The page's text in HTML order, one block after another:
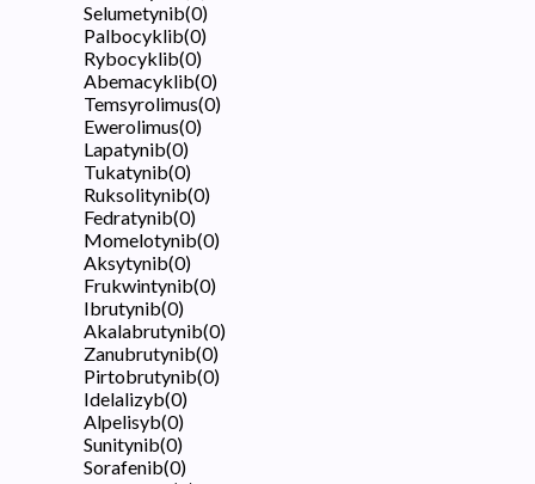
Selumetynib(0)
Palbocyklib(0)
Rybocyklib(0)
Abemacyklib(0)
Temsyrolimus(0)
Ewerolimus(0)
Lapatynib(0)
Tukatynib(0)
Ruksolitynib(0)
Fedratynib(0)
Momelotynib(0)
Aksytynib(0)
Frukwintynib(0)
Ibrutynib(0)
Akalabrutynib(0)
Zanubrutynib(0)
Pirtobrutynib(0)
Idelalizyb(0)
Alpelisyb(0)
Sunitynib(0)
Sorafenib(0)